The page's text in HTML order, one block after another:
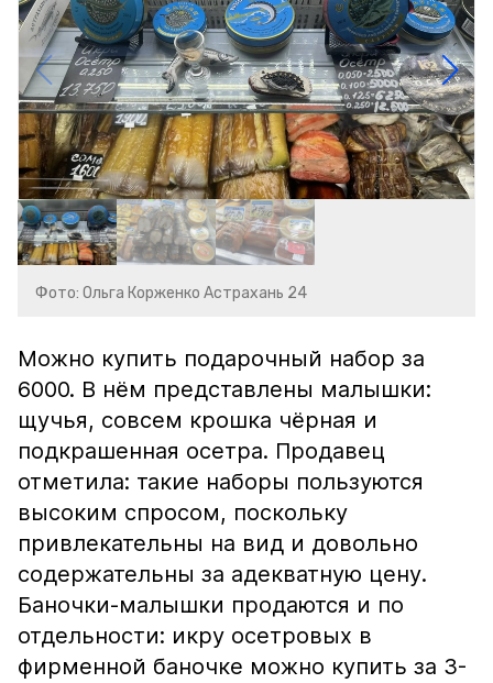
Фото: Ольга Корженко Астрахань 24
Можно купить подарочный набор за
6000. В нём представлены малышки:
щучья, совсем крошка чёрная и
подкрашенная осетра. Продавец
отметила: такие наборы пользуются
высоким спросом, поскольку
привлекательны на вид и довольно
содержательны за адекватную цену.
Баночки-малышки продаются и по
отдельности: икру осетровых в
фирменной баночке можно купить за 3-